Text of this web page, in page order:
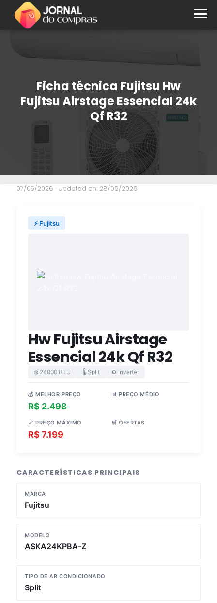
Ficha técnica Fujitsu Hw
Fujitsu Airstage Essencial 24k
Qf R32
07/05/2026 · Updated on: 28/06/2026
⚡ Fujitsu
Hw Fujitsu Airstage
Essencial 24k Qf R32
❄️ 24000 BTU 🌡️ Split ⚙️ Inverter
💰 MELHOR PREÇO
R$ 2.498
📊 PREÇO MÉDIO
📈 PREÇO MÁXIMO
R$ 7.199
🛒 OFERTAS
CARACTERÍSTICAS PRINCIPAIS
MARCA
Fujitsu
MODELO
ASKA24KPBA-Z
TIPO DE AR CONDICIONADO
Split